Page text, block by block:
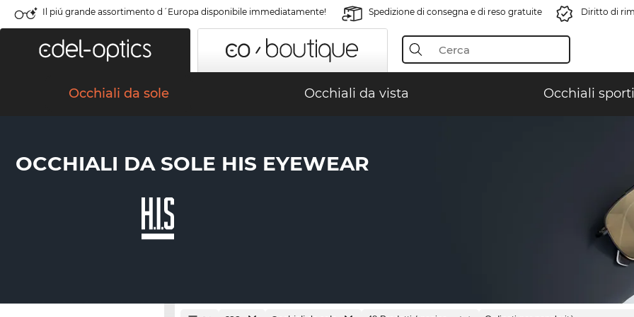
Il piú grande assortimento d´Europa disponibile immediatamente! Spedizione di consegna e di reso gratuite Diritto di
Occhiali da sole Occhiali da vista Occhiali
OCCHIALI DA SOLE HIS EYEWEAR